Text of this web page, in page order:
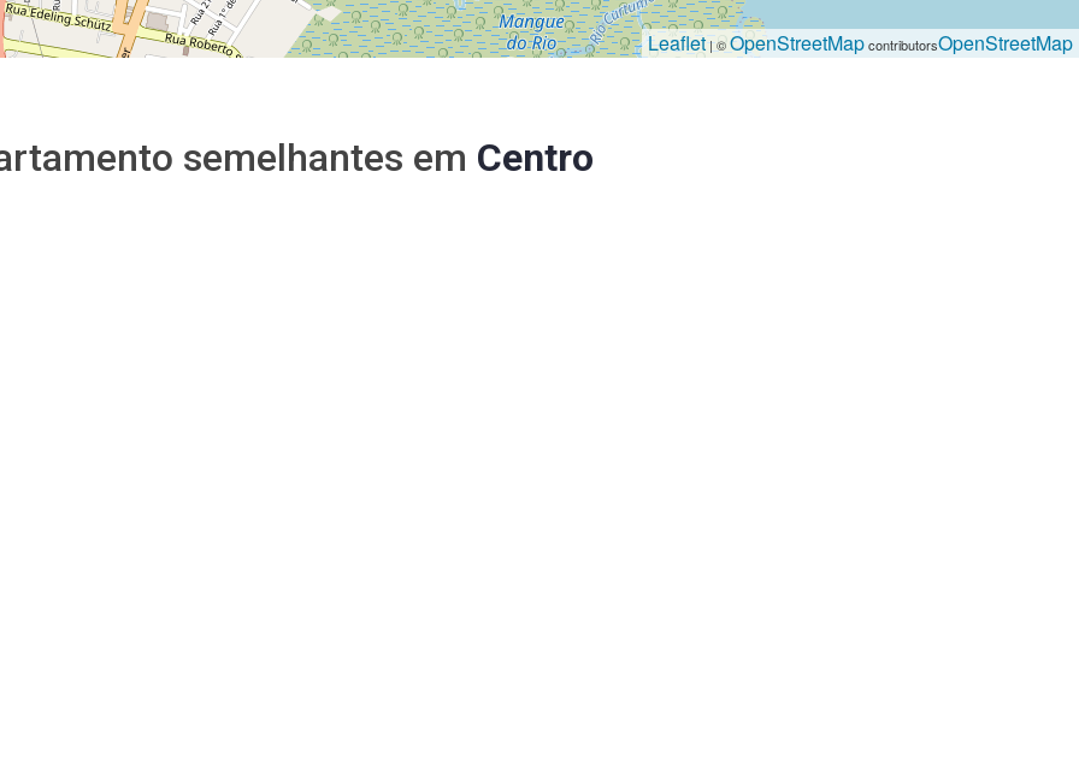
Leaflet| ©OpenStreetMapcontributorsOpenStreetMap
semelhantes em Centro